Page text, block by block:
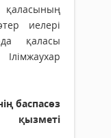
қаласының
иелері
қаласы
баспасөз
қызметі